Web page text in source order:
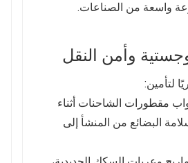
واسعة من الصناعات.
وأمن النقل
لتأمين:
مقطورات الشاحنات أثناء
البضائع من المنشأ إلى